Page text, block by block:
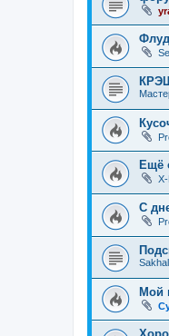
Флуд
Ещё
С
Мой